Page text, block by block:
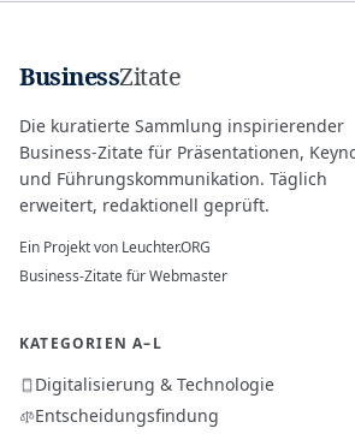
BusinessZitate
Die kuratierte Sammlung inspirierender
Business-Zitate für Präsentationen,
und Führungskommunikation. Täglich
erweitert, redaktionell geprüft.
Ein Projekt von Leuchter.ORG
Business-Zitate für Webmaster
KATEGORIEN A–L
Digitalisierung & Technologie
Entscheidungsfindung